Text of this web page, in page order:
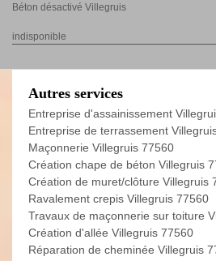
Béton désactivé Villegruis
indisponible
Autres services
Entreprise d'assainissement
Entreprise de terrassement
Maçonnerie Villegruis 77560
Création chape de béton Villegruis
Création de muret/clôture Villegruis
Ravalement crepis Villegruis 77560
Travaux de maçonnerie sur toiture
Création d'allée Villegruis 77560
Réparation de cheminée Villegruis